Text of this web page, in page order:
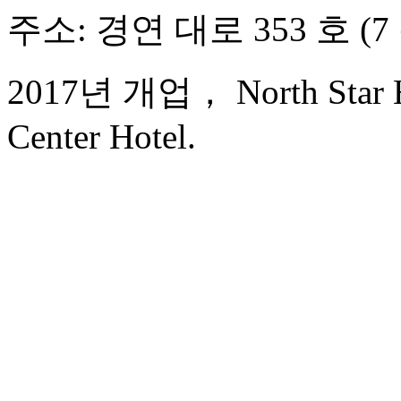
주소: 경연 대로 353 호
2017년 개업， North Star
Center Hotel.